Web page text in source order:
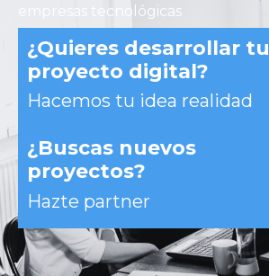
empresas tecnológicas
¿Quieres desarrollar tu
proyecto digital?
Hacemos tu idea realidad
¿Buscas nuevos
proyectos?
Hazte partner